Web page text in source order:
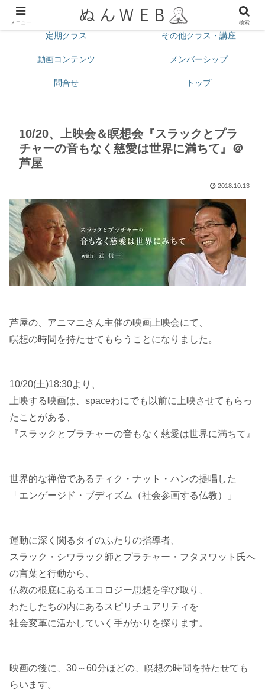
プロフィール 今月の予定
定期クラス その他クラス・講座
動画コンテンツ メンバーシップ
問合せ トップ
10/20、上映会＆瞑想会『スラックとプラ
チャーの音もなく慈愛は世界に満ちて』＠
芦屋
2018.10.13
芦屋の、アニマニさん主催の映画上映会にて、
瞑想の時間を持たせてもらうことになりました。
10/20(土)18:30より、
上映する映画は、spaceわにでも以前に上映させてもらっ
たことがある、
『スラックとプラチャーの音もなく慈愛は世界に満ちて』
世界的な禅僧であるティク・ナット・ハンの提唱した
「エンゲージド・ブディズム（社会参画する仏教）」
運動に深く関るタイのふたりの指導者、
スラック・シワラック師とプラチャー・フタヌワット氏へ
の言葉と行動から、
仏教の根底にあるエコロジー思想を学び取り、
わたしたちの内にあるスピリチュアリティを
社会変革に活かしていく手がかりを探ります。
映画の後に、30～60分ほどの、瞑想の時間を持たせても
らいます。
メニュー 検索